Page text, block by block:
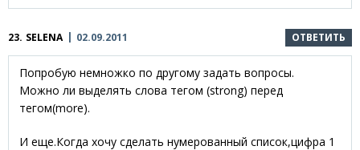
23. SELENA 02.09.2011 ОТВЕТИТЬ
Попробую немножко по другому задать вопросы.
Можно ли выделять слова тегом (strong) перед
тегом(more).
И еще.Когда хочу сделать нумерованный список,цифра 1